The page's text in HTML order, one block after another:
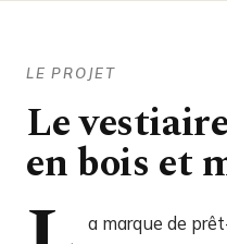
LE PROJET
Le
en bois et
a marque de